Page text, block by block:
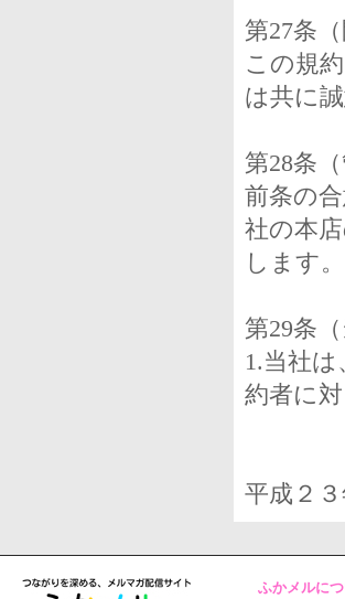
第27条
この規
は共に
第28条
前条の
社の本
します。
第29条
1.当社
約者に
平成２
ふかメルに